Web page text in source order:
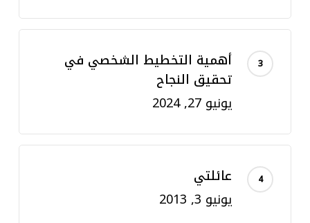
أهمية التخطيط الشخصي في
تحقيق النجاح
يونيو 27, 2024
عائلتي
يونيو 3, 2013